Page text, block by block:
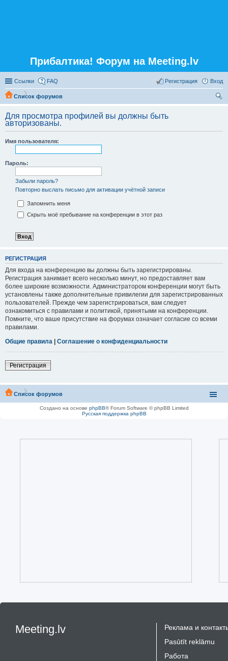
Прибалтика! Форум на Meeting.lv
Ссылки FAQ Вход
Регистрация
Список форумов
Для просмотра профилей вы должны быть
авторизованы.
Имя пользователя:
Пароль:
Забыли пароль?
Повторно выслать письмо для активации учётной записи
Запомнить меня
Скрыть моё пребывание на конференции в этот раз
РЕГИСТРАЦИЯ
Для входа на конференцию вы должны быть зарегистрированы.
Регистрация занимает всего несколько минут, но предоставляет вам
более широкие возможности. Администратором конференции могут быть
установлены также дополнительные привилегии для зарегистрированных
пользователей. Прежде чем зарегистрироваться, вам следует
ознакомиться с правилами и политикой, принятыми на конференции.
Помните, что ваше присутствие на форумах означает согласие со всеми
правилами.
Общие правила
Соглашение о конфиденциальности
Регистрация
Список форумов
Создано на основе phpBB® Forum Software © phpBB Limited
Русская поддержка phpBB
Meeting.lv
Реклама и
Pasūtīt reklāmu
Работа